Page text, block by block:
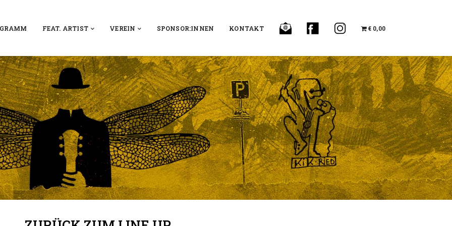
FEAT. ARTIST VEREIN SPONSOR:INNEN KONTAKT € 0,00